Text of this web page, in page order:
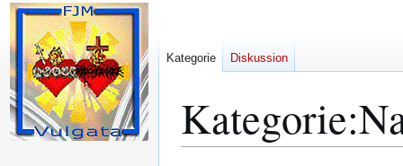
Kategorie:
Kategorie Diskussion